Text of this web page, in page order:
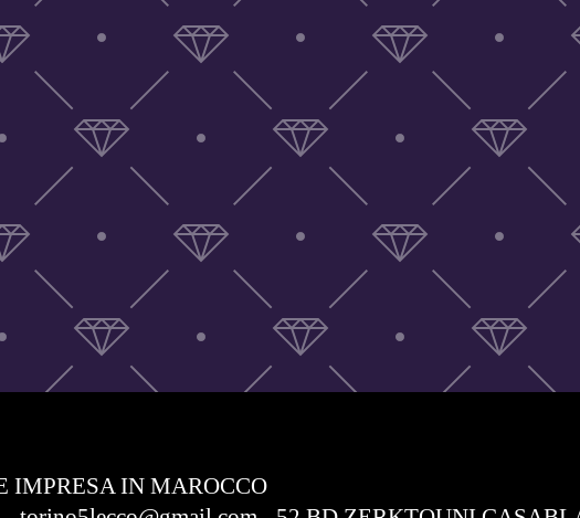
IMPRESA IN MAROCCO